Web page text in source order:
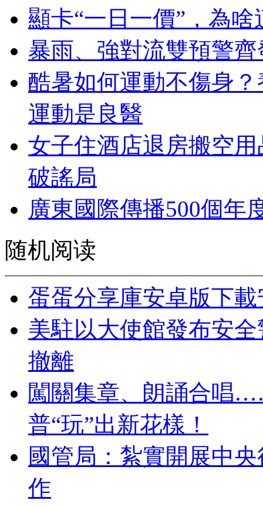
顯卡“一日一價”，為
暴雨、強對流雙預警
酷暑如何運動不傷身
運動是良醫
女子住酒店退房搬空
破謠局
廣東國際傳播500個年
随机阅读
蛋蛋分享庫安卓版下
美駐以大使館發布安
撤離
闖關集章、朗誦合唱
普“玩”出新花樣！
國管局：紮實開展中
作